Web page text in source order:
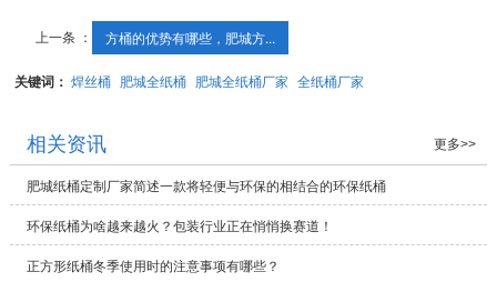
上一条 ： 方桶的优势有哪些，肥城方...
关键词：焊丝桶 肥城全纸桶 肥城全纸桶厂家 全纸桶厂家
相关资讯 更多>>
肥城纸桶定制厂家简述一款将轻便与环保的相结合的环保纸桶
​环保纸桶为啥越来越火？包装行业正在悄悄换赛道！
正方形纸桶冬季使用时的注意事项有哪些？